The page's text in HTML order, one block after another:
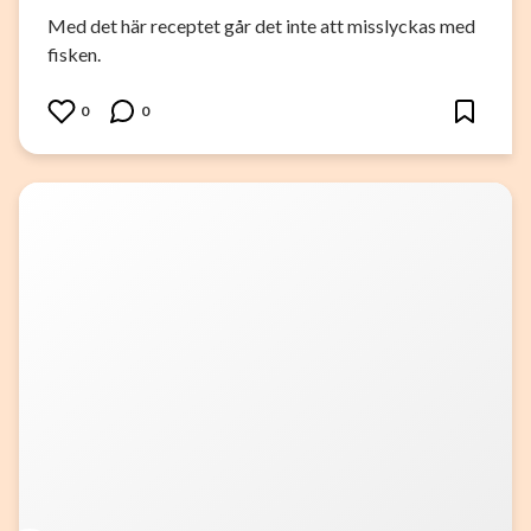
Med det här receptet går det inte att misslyckas med
fisken.
0 0